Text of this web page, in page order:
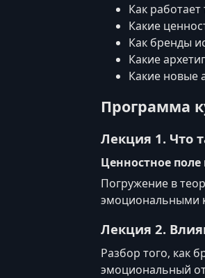
Как
Какие
Как бренды
Какие
Какие новые
Программа
Лекция 1. Что
Ценностное
Погружение в
эмоциональными
Лекция 2.
Разбор того, как
эмоциональный